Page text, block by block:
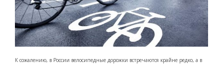
К сожалению, в России велосипедные дорожки встречаются крайне редко, а в